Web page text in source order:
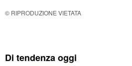
© RIPRODUZIONE VIETATA
Di tendenza oggi